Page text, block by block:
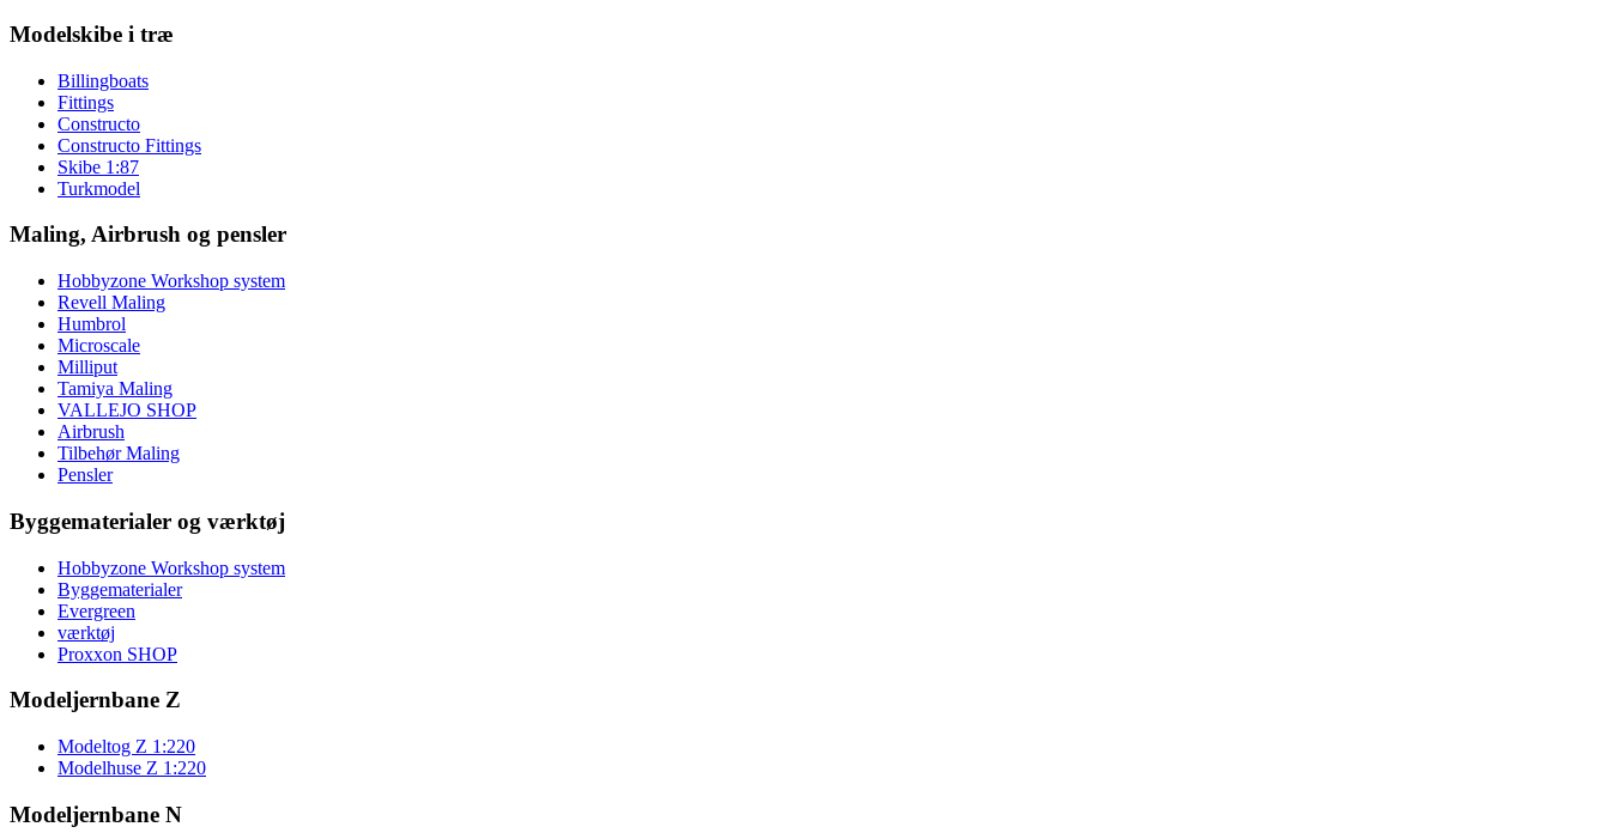
Modelskibe i træ
Billingboats
Fittings
Constructo
Constructo Fittings
Skibe 1:87
Turkmodel
Maling, Airbrush og pensler
Hobbyzone Workshop system
Revell Maling
Humbrol
Microscale
Milliput
Tamiya Maling
VALLEJO SHOP
Airbrush
Tilbehør Maling
Pensler
Byggematerialer og værktøj
Hobbyzone Workshop system
Byggematerialer
Evergreen
værktøj
Proxxon SHOP
Modeljernbane Z
Modeltog Z 1:220
Modelhuse Z 1:220
Modeljernbane N